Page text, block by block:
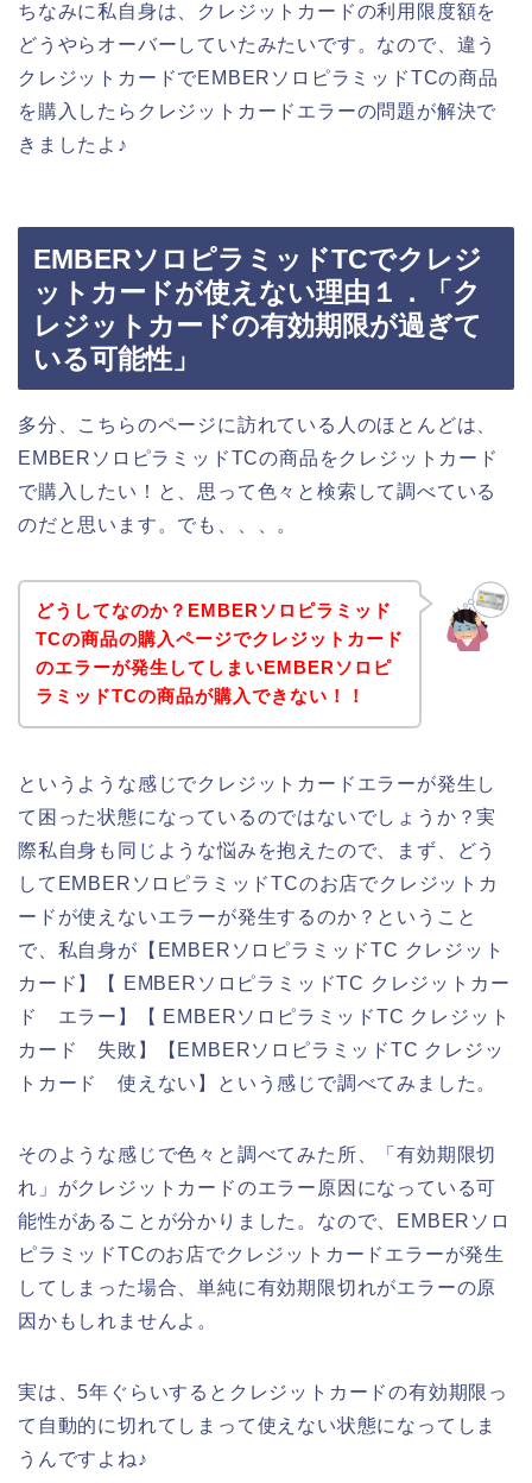
ちなみに私自身は、クレジットカードの利用限度額を
どうやらオーバーしていたみたいです。なので、違う
クレジットカードでEMBERソロピラミッドTCの商品
を購入したらクレジットカードエラーの問題が解決で
きましたよ♪
EMBERソロピラミッドTCでクレジ
ットカードが使えない理由１．「ク
レジットカードの有効期限が過ぎて
いる可能性」
多分、こちらのページに訪れている人のほとんどは、
EMBERソロピラミッドTCの商品をクレジットカード
で購入したい！と、思って色々と検索して調べている
のだと思います。でも、、、。
どうしてなのか？EMBERソロピラミッド
TCの商品の購入ページでクレジットカード
のエラーが発生してしまいEMBERソロピ
ラミッドTCの商品が購入できない！！
というような感じでクレジットカードエラーが発生し
て困った状態になっているのではないでしょうか？実
際私自身も同じような悩みを抱えたので、まず、どう
してEMBERソロピラミッドTCのお店でクレジットカ
ードが使えないエラーが発生するのか？ということ
で、私自身が【EMBERソロピラミッドTC クレジット
カード】【 EMBERソロピラミッドTC クレジットカー
ド エラー】【 EMBERソロピラミッドTC クレジット
カード 失敗】【EMBERソロピラミッドTC クレジッ
トカード 使えない】という感じで調べてみました。
そのような感じで色々と調べてみた所、「有効期限切
れ」がクレジットカードのエラー原因になっている可
能性があることが分かりました。なので、EMBERソロ
ピラミッドTCのお店でクレジットカードエラーが発生
してしまった場合、単純に有効期限切れがエラーの原
因かもしれませんよ。
実は、5年ぐらいするとクレジットカードの有効期限っ
て自動的に切れてしまって使えない状態になってしま
うんですよね♪